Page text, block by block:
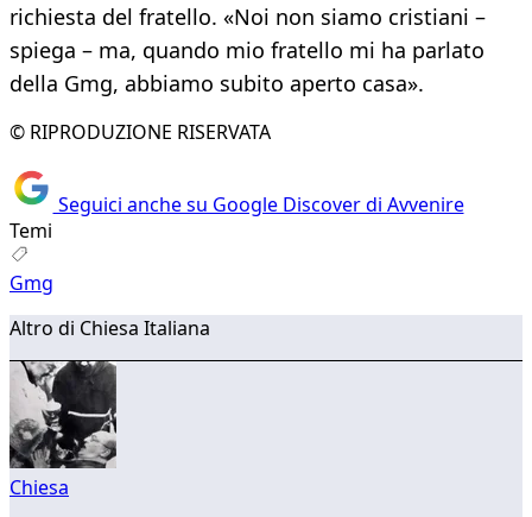
richiesta del fratello. «Noi non siamo cristiani –
spiega – ma, quando mio fratello mi ha parlato
della Gmg, abbiamo subito aperto casa».
© RIPRODUZIONE RISERVATA
Seguici anche su Google Discover di Avvenire
Temi
Gmg
Altro di Chiesa Italiana
Chiesa